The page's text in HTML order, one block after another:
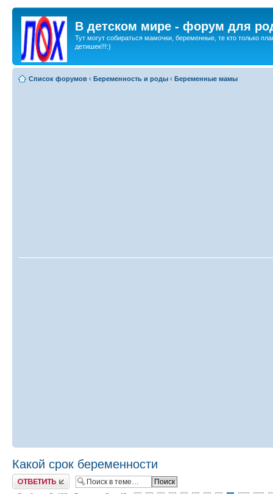
В детском мире - форум для
Тут могут собираться мамочки, беременные, те кто только
детишек!!!:)
Список форумов ‹ Беременность и роды ‹ Беременные мамы
Какой срок беременности
Ответить